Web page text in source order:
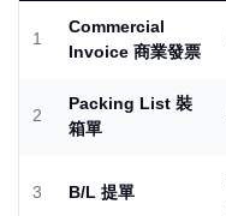
1
Commercial
Invoice 商業發票
2
Packing List 裝
箱單
3 B/L 提單